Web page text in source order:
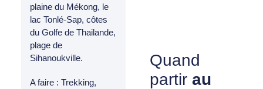
plaine du Mékong, le
lac Tonlé-Sap, côtes
du Golfe de Thailande,
plage de
Sihanoukville.
A faire : Trekking,
Quand
partir au